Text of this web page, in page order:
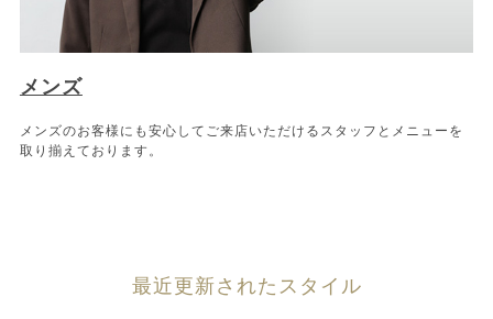
メンズ
メンズのお客様にも安心してご来店いただけるスタッフとメニューを
取り揃えております。
最近更新されたスタイル